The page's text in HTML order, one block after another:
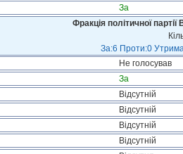
За
Фракція політичної
За:6 Проти:0
Не голосував
За
Відсутній
Відсутній
Відсутній
Відсутній